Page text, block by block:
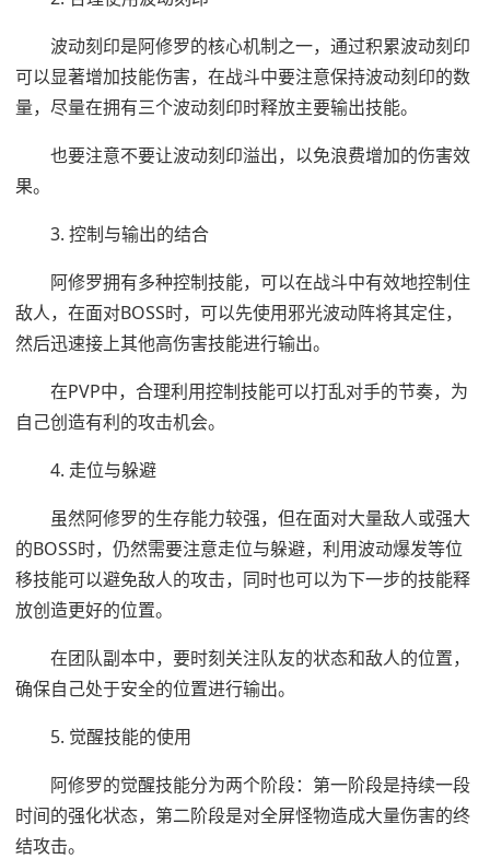
波动刻印是阿修罗的核心机制之一，通过积累波动刻印
可以显著增加技能伤害，在战斗中要注意保持波动刻印的数
量，尽量在拥有三个波动刻印时释放主要输出技能。
也要注意不要让波动刻印溢出，以免浪费增加的伤害效
果。
3. 控制与输出的结合
阿修罗拥有多种控制技能，可以在战斗中有效地控制住
敌人，在面对BOSS时，可以先使用邪光波动阵将其定住，
然后迅速接上其他高伤害技能进行输出。
在PVP中，合理利用控制技能可以打乱对手的节奏，为
自己创造有利的攻击机会。
4. 走位与躲避
虽然阿修罗的生存能力较强，但在面对大量敌人或强大
的BOSS时，仍然需要注意走位与躲避，利用波动爆发等位
移技能可以避免敌人的攻击，同时也可以为下一步的技能释
放创造更好的位置。
在团队副本中，要时刻关注队友的状态和敌人的位置，
确保自己处于安全的位置进行输出。
5. 觉醒技能的使用
阿修罗的觉醒技能分为两个阶段：第一阶段是持续一段
时间的强化状态，第二阶段是对全屏怪物造成大量伤害的终
结攻击。